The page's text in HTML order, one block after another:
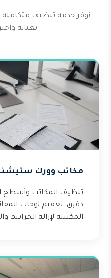
نوفر خدمة تنظيف
بعناية
مكاتب وورك
تنظيف المكاتب وأسطح
دقيق. تعقيم لوحات
المكتبية لإزالة الجراثيم